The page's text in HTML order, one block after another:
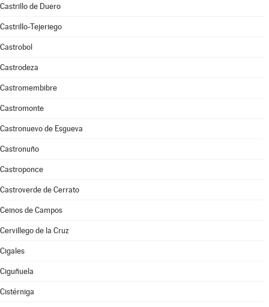
Castrillo de Duero
Castrillo-Tejeriego
Castrobol
Castrodeza
Castromembibre
Castromonte
Castronuevo de Esgueva
Castronuño
Castroponce
Castroverde de Cerrato
Ceinos de Campos
Cervillego de la Cruz
Cigales
Ciguñuela
Cistérniga